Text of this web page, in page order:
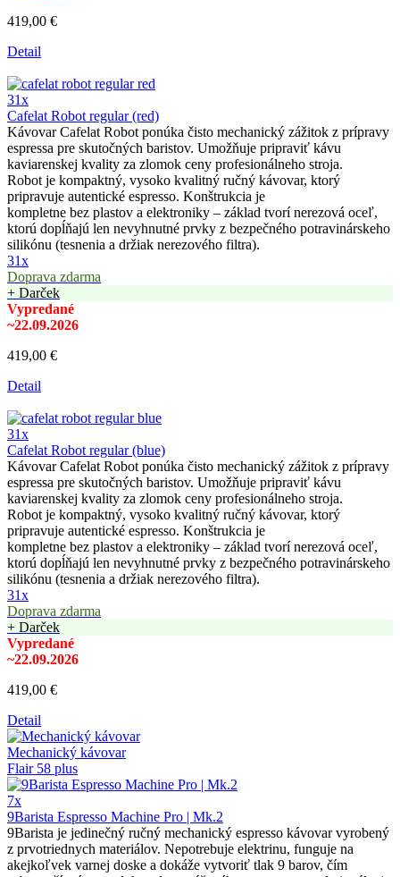
419,00 €
Detail
31x
Cafelat Robot regular (red)
Kávovar Cafelat Robot ponúka čisto mechanický zážitok z prípravy
espressa pre skutočných baristov. Umožňuje pripraviť kávu
kaviarenskej kvality za zlomok ceny profesionálneho stroja.
Robot je kompaktný, vysoko kvalitný ručný kávovar, ktorý
pripravuje autentické espresso. Konštrukcia je
kompletne bez plastov a elektroniky – základ tvorí nerezová oceľ,
ktorú dopĺňajú len nevyhnutné prvky z bezpečného potravinárskeho
silikónu (tesnenia a držiak nerezového filtra).
31x
Doprava zdarma
+ Darček
Vypredané
~22.09.2026
419,00 €
Detail
31x
Cafelat Robot regular (blue)
Kávovar Cafelat Robot ponúka čisto mechanický zážitok z prípravy
espressa pre skutočných baristov. Umožňuje pripraviť kávu
kaviarenskej kvality za zlomok ceny profesionálneho stroja.
Robot je kompaktný, vysoko kvalitný ručný kávovar, ktorý
pripravuje autentické espresso. Konštrukcia je
kompletne bez plastov a elektroniky – základ tvorí nerezová oceľ,
ktorú dopĺňajú len nevyhnutné prvky z bezpečného potravinárskeho
silikónu (tesnenia a držiak nerezového filtra).
31x
Doprava zdarma
+ Darček
Vypredané
~22.09.2026
419,00 €
Detail
Mechanický kávovar
Flair 58 plus
7x
9Barista Espresso Machine Pro | Mk.2
9Barista je jedinečný ručný mechanický espresso kávovar vyrobený
z prvotriednych materiálov. Nepotrebuje elektrinu, funguje na
akejkoľvek varnej doske a dokáže vytvoriť tlak 9 barov, čím